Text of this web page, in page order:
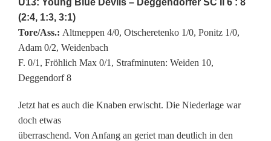
s
t
a
r
t
e
(2:4, 1:3, 3:1)
Tore/Ass.: Altmeppen 4/0, Otscheretenko 1/0, Ponitz 1/0,
Adam 0/2, Weidenbach
F. 0/1, Fröhlich Max 0/1, Strafminuten: Weiden 10,
Deggendorf 8
Jetzt hat es auch die Knaben erwischt. Die Niederlage war
doch etwas
überraschend. Von Anfang an geriet man deutlich in den